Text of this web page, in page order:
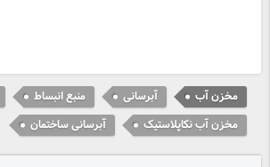
مخزن آب آبرسانی منبع انبساط
مخزن آب نکاپلاستیک
آبرسانی ساختمان